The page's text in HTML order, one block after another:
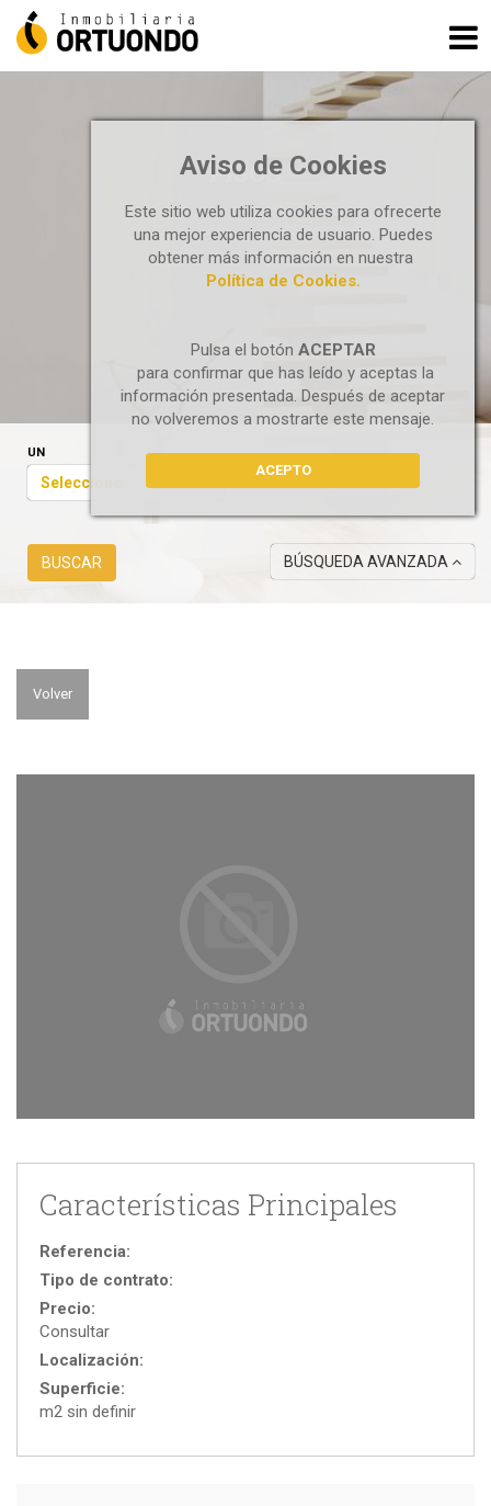
Aviso de Cookies
Este sitio web utiliza cookies para ofrecerte
una mejor experiencia de usuario. Puedes
obtener más información en nuestra
Política de Cookies.
Pulsa el botón ACEPTAR
para confirmar que has leído y aceptas la
información presentada. Después de aceptar
no volveremos a mostrarte este mensaje.
ACEPTO
PISOS
UN
Seleccione...
BUSCAR BÚSQUEDA AVANZADA
Volver
Características Principales
Referencia:
Tipo de contrato:
Precio:
Consultar
Localización:
Superficie:
m2 sin definir